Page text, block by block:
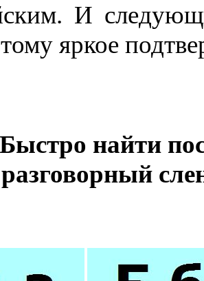
И
тому яркое
Быстро найти
разговорный